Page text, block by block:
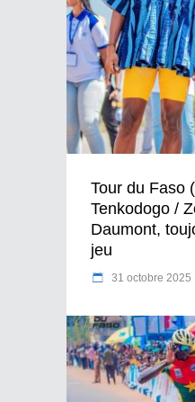
Tour du Faso
Tenkodogo /
Daumont,
jeu
31 octobre 2025